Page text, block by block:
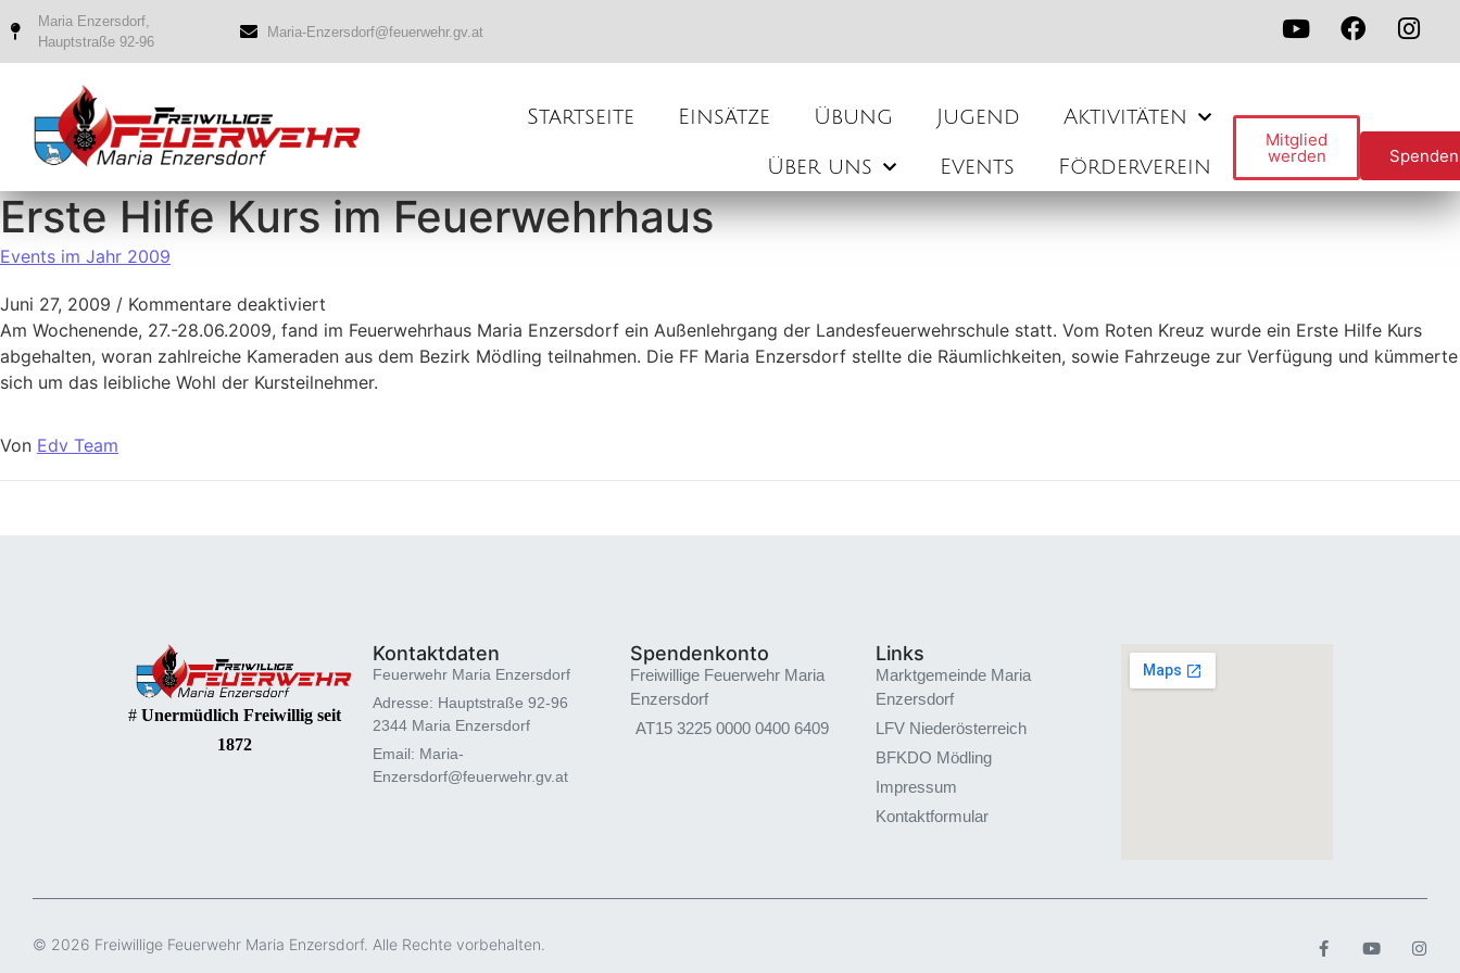
Maria Enzersdorf,
Hauptstraße 92-96
Maria-Enzersdorf@feuerwehr.gv.at
Startseite Einsätze Übung Jugend Aktivitäten
Über uns Events Förderverein
Mitglied
werden Spenden
Erste Hilfe Kurs im Feuerwehrhaus
Events im Jahr 2009
Juni 27, 2009 / Kommentare deaktiviert
Am Wochenende, 27.-28.06.2009, fand im Feuerwehrhaus Maria Enzersdorf ein Außenlehrgang der Landesfeuerwehrschule statt. Vom Roten Kreuz wurde ein Erste Hilfe Kurs
abgehalten, woran zahlreiche Kameraden aus dem Bezirk Mödling teilnahmen. Die FF Maria Enzersdorf stellte die Räumlichkeiten, sowie Fahrzeuge zur Verfügung und kümmerte
sich um das leibliche Wohl der Kursteilnehmer.
Von Edv Team
# Unermüdlich Freiwillig seit
1872
Kontaktdaten
Feuerwehr Maria Enzersdorf
Adresse: Hauptstraße 92-96
2344 Maria Enzersdorf
Email: Maria-
Enzersdorf@feuerwehr.gv.at
Spendenkonto
Freiwillige Feuerwehr Maria
Enzersdorf
AT15 3225 0000 0400 6409
Links
Marktgemeinde Maria
Enzersdorf
LFV Niederösterreich
BFKDO Mödling
Impressum
Kontaktformular
© 2026 Freiwillige Feuerwehr Maria Enzersdorf. Alle Rechte vorbehalten.